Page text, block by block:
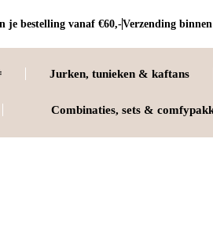
je bestelling vanaf €60,-Verzending
Jurken, tunieken & kaftans
Combinaties, sets &